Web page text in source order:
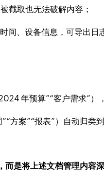
截取也无法破解内容；
、设备信息，可导出日
年预算”“客户需求”
方案”“报表”）自动归类
而是将上述文档管理内容